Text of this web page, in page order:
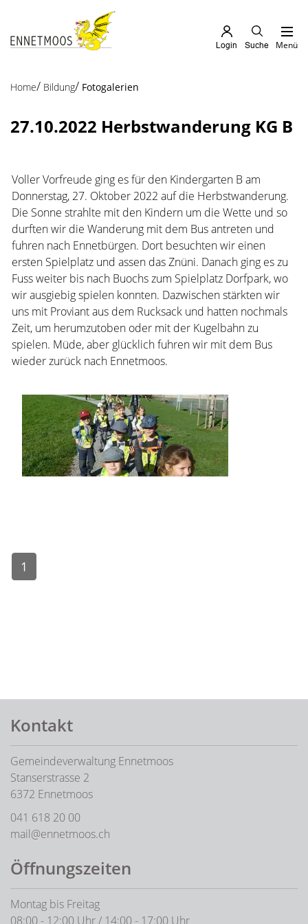
zur Startseite
Direkt zur Hauptnavigation
Direkt zum Inhalt
Direkt zur Suche
Direkt zum Stichwortverzeichnis
Menü
Suche
Login
Home Bildung Fotogalerien
27.10.2022 Herbstwanderung KG B
Voller Vorfreude ging es für den Kindergarten B am
Donnerstag, 27. Oktober 2022 auf die Herbstwanderung.
Die Sonne strahlte mit den Kindern um die Wette und so
durften wir die Wanderung mit dem Bus antreten und
fuhren nach Ennetbürgen. Dort besuchten wir einen
ersten Spielplatz und assen das Znüni. Danach ging es zu
Fuss weiter bis nach Buochs zum Spielplatz Dorfpark, wo
wir ausgiebig spielen konnten. Dazwischen stärkten wir
uns mit Proviant aus dem Rucksack und hatten nochmals
Zeit, um herumzutoben oder mit der Kugelbahn zu
spielen. Müde, aber glücklich fuhren wir mit dem Bus
wieder zurück nach Ennetmoos.
1
Kontakt
Gemeindeverwaltung Ennetmoos
Stanserstrasse 2
6372 Ennetmoos
041 618 20 00
mail@ennetmoos.ch
Öffnungszeiten
Montag bis Freitag
08:00 - 12:00 Uhr / 14:00 - 17:00 Uhr